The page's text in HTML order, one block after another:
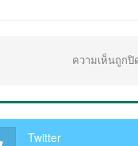
ความเห็นถูกปิ
Twitter